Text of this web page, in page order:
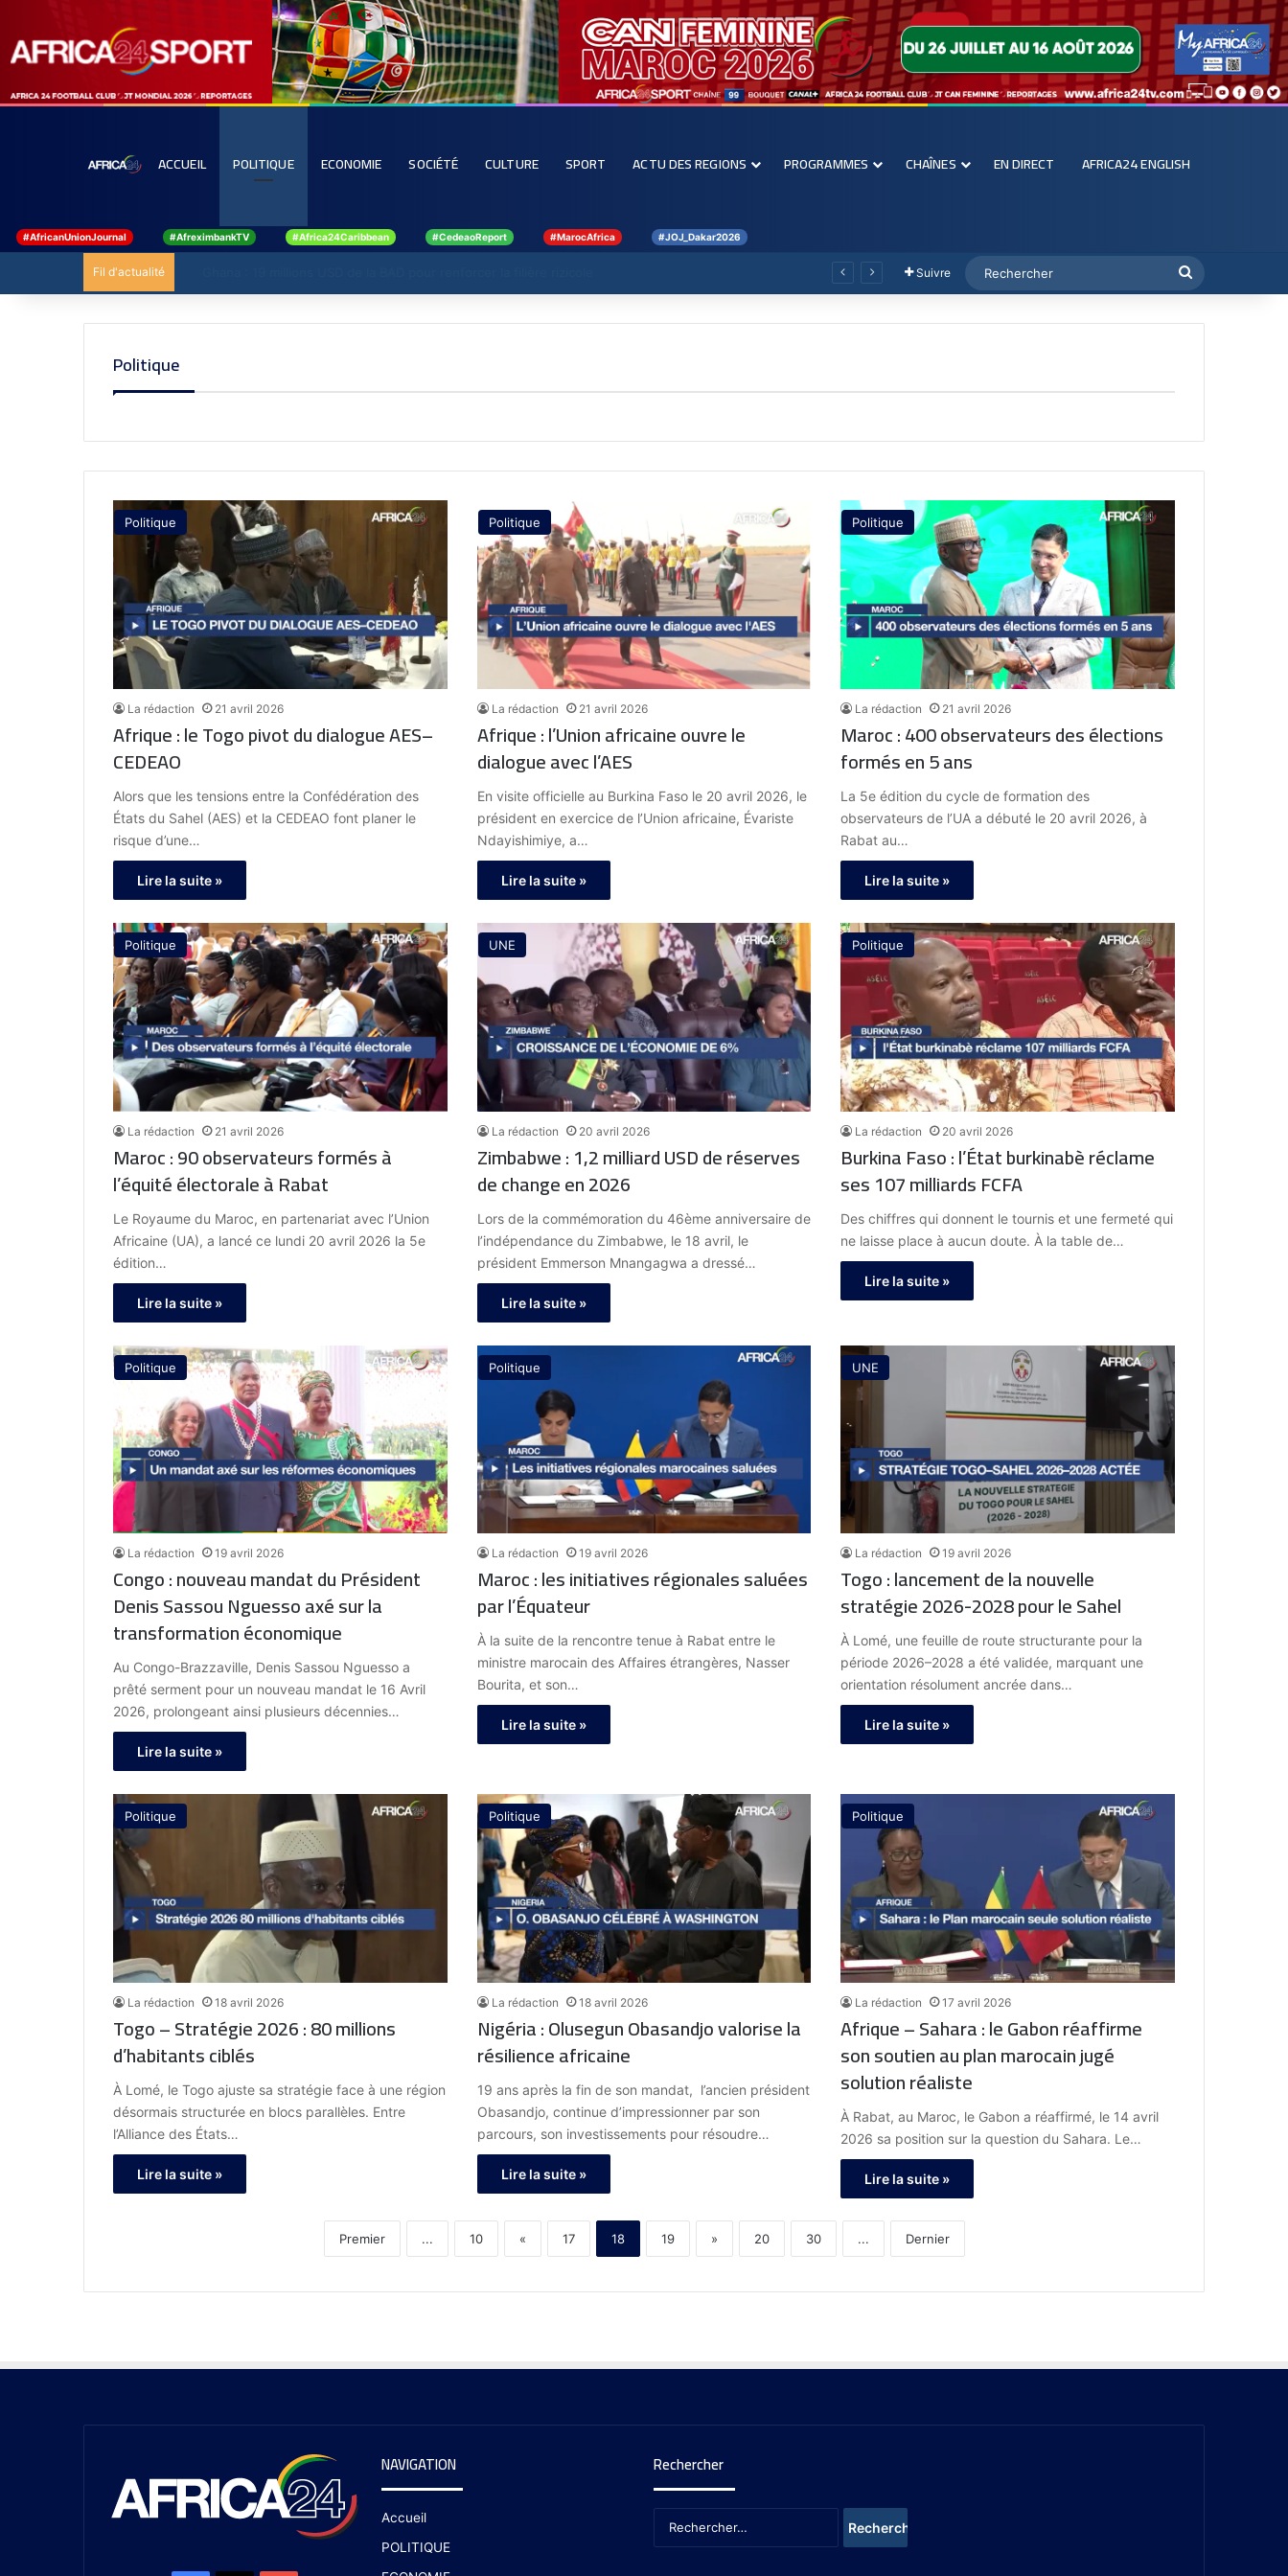
ACCUEIL POLITIQUE ECONOMIE SOCIÉTÉ CULTURE SPORT ACTU DES REGIONS PROGRAMMES CHAÎNES EN DIRECT AFRICA24 ENGLISH
#AfricanUnionJournal #AfreximbankTV #Africa24Caribbean #CedeaoReport #MarocAfrica #JOJ_Dakar2026
Fil d'actualité Suivre
Politique
Politique
La rédaction 21 avril 2026
Afrique : le Togo pivot du dialogue AES–
CEDEAO
Alors que les tensions entre la Confédération des
États du Sahel (AES) et la CEDEAO font planer le
risque d’une…
Lire la suite »
Politique
La rédaction 21 avril 2026
Afrique : l’Union africaine ouvre le
dialogue avec l’AES
En visite officielle au Burkina Faso le 20 avril 2026, le
président en exercice de l’Union africaine, Évariste
Ndayishimiye, a…
Lire la suite »
Politique
La rédaction 21 avril 2026
Maroc : 400 observateurs des élections
formés en 5 ans
La 5e édition du cycle de formation des
observateurs de l’UA a débuté le 20 avril 2026, à
Rabat au…
Lire la suite »
Politique
La rédaction 21 avril 2026
Maroc : 90 observateurs formés à
l’équité électorale à Rabat
Le Royaume du Maroc, en partenariat avec l’Union
Africaine (UA), a lancé ce lundi 20 avril 2026 la 5e
édition…
Lire la suite »
UNE
La rédaction 20 avril 2026
Zimbabwe : 1,2 milliard USD de réserves
de change en 2026
Lors de la commémoration du 46ème anniversaire de
l’indépendance du Zimbabwe, le 18 avril, le
président Emmerson Mnangagwa a dressé…
Lire la suite »
Politique
La rédaction 20 avril 2026
Burkina Faso : l’État burkinabè réclame
ses 107 milliards FCFA
Des chiffres qui donnent le tournis et une fermeté qui
ne laisse place à aucun doute. À la table de…
Lire la suite »
Politique
La rédaction 19 avril 2026
Congo : nouveau mandat du Président
Denis Sassou Nguesso axé sur la
transformation économique
Au Congo-Brazzaville, Denis Sassou Nguesso a
prêté serment pour un nouveau mandat le 16 Avril
2026, prolongeant ainsi plusieurs décennies…
Lire la suite »
Politique
La rédaction 19 avril 2026
Maroc : les initiatives régionales saluées
par l’Équateur
À la suite de la rencontre tenue à Rabat entre le
ministre marocain des Affaires étrangères, Nasser
Bourita, et son…
Lire la suite »
UNE
La rédaction 19 avril 2026
Togo : lancement de la nouvelle
stratégie 2026-2028 pour le Sahel
À Lomé, une feuille de route structurante pour la
période 2026–2028 a été validée, marquant une
orientation résolument ancrée dans…
Lire la suite »
Politique
La rédaction 18 avril 2026
Togo – Stratégie 2026 : 80 millions
d’habitants ciblés
À Lomé, le Togo ajuste sa stratégie face à une région
désormais structurée en blocs parallèles. Entre
l’Alliance des États…
Lire la suite »
Politique
La rédaction 18 avril 2026
Nigéria : Olusegun Obasandjo valorise la
résilience africaine
19 ans après la fin de son mandat, l’ancien président
Obasandjo, continue d’impressionner par son
parcours, son investissements pour résoudre…
Lire la suite »
Politique
La rédaction 17 avril 2026
Afrique – Sahara : le Gabon réaffirme
son soutien au plan marocain jugé
solution réaliste
À Rabat, au Maroc, le Gabon a réaffirmé, le 14 avril
2026 sa position sur la question du Sahara. Le…
Lire la suite »
Premier ... 10 « 17 18 19 » 20 30 ... Dernier
NAVIGATION
Accueil
POLITIQUE
Rechercher